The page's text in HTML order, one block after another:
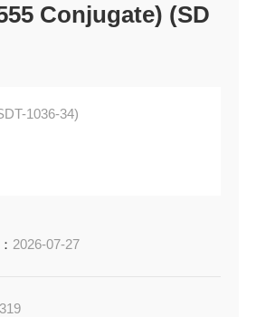
Conjugate) (SD
1036-34)
2026-07-27
319